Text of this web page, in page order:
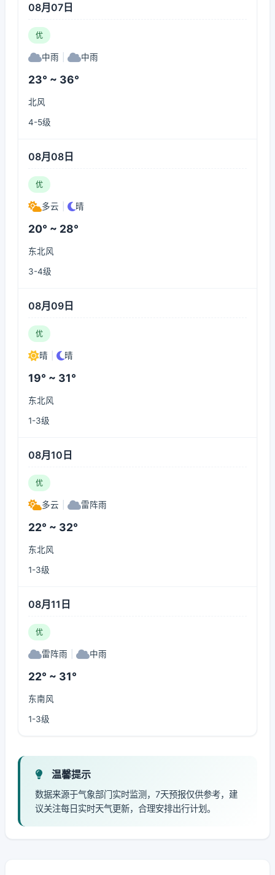
08月07日
优
中雨 中雨
23° ~ 36°
北风
4-5级
08月08日
优
多云 晴
20° ~ 28°
东北风
3-4级
08月09日
优
晴 晴
19° ~ 31°
东北风
1-3级
08月10日
优
多云 雷阵雨
22° ~ 32°
东北风
1-3级
08月11日
优
雷阵雨 中雨
22° ~ 31°
东南风
1-3级
温馨提示
数据来源于气象部门实时监测，7天预报仅供参考，建
议关注每日实时天气更新，合理安排出行计划。